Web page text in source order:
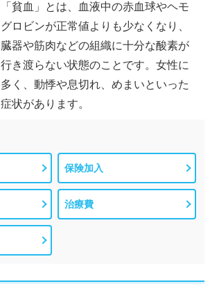
「貧血」とは、血液中の赤血球やヘモ
グロビンが正常値よりも少なくなり、
臓器や筋肉などの組織に十分な酸素が
行き渡らない状態のことです。女性に
多く、動悸や息切れ、めまいといった
症状があります。
保険加入
治療費